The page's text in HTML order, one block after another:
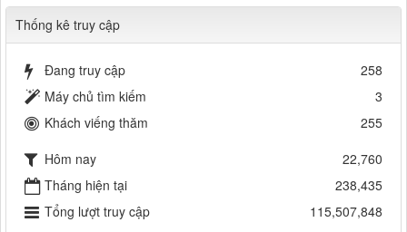
Thống kê truy cập
Đang truy cập
258
Máy chủ tìm kiếm
3
Khách viếng thăm
255
Hôm nay
22,760
Tháng hiện tại
238,435
Tổng lượt truy cập
115,507,848